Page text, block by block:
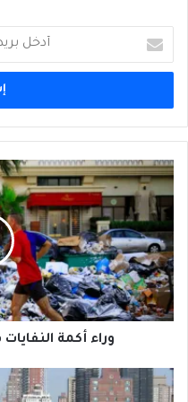
بريدك
الإلكتروني
وراء
أكمة
النفايات
في
لبنان
أفواهٌ
لا
تشبع
وراء أكمة
إسكتلندا
تحلم